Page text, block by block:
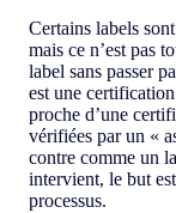
Certains labels
mais ce n’est pas
label sans passer
est une
proche d’une
vérifiées par un «
contre comme un
intervient, le but
processus.